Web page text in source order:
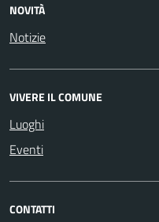
NOVITÀ
Notizie
VIVERE IL COMUNE
Luoghi
Eventi
CONTATTI